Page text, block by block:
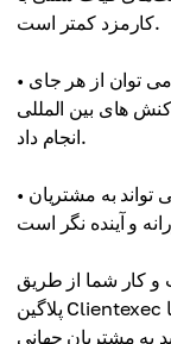
کارمزد کمتر است.
• توان از هر جای
های بین المللی
انجام داد.
• به مشتریان
کار شما از طریق
پلاگین Clientexec ما می تواند مزایای قابل توجهی را ارائه دهد. با
به مشتریان جهانی